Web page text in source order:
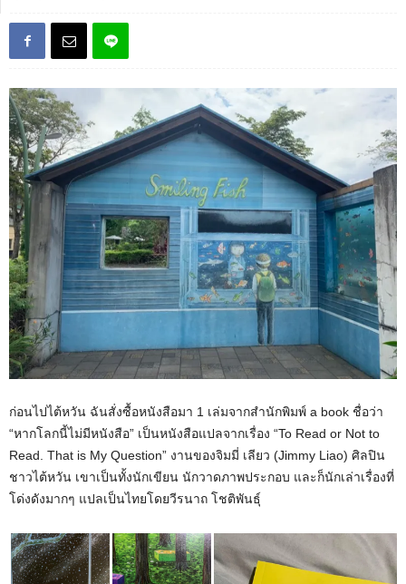
ก่อนไปไต้หวัน ฉันสั่งซื้อหนังสือมา 1 เล่มจากสำนักพิมพ์ a book ชื่อว่า
“หากโลกนี้ไม่มีหนังสือ” เป็นหนังสือแปลจากเรื่อง “To Read or Not to
Read. That is My Question” งานของจิมมี่ เลียว (Jimmy Liao) ศิลปิน
ชาวไต้หวัน เขาเป็นทั้งนักเขียน นักวาดภาพประกอบ และก็นักเล่าเรื่องที่
โด่งดังมากๆ แปลเป็นไทยโดยวีรนาถ โชติพันธุ์